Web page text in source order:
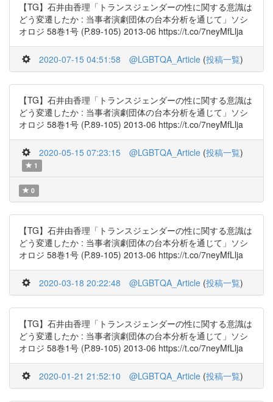
【TG】石井由香理「トランスジェンダーの性に関する意識は
どう変遷したか : 当事者演劇団体の台本分析を通じて」ソシ
オロジ 58巻1号 (P.89-105) 2013-06 https://t.co/7neyMfLlja
2020-07-15 04:51:58 @LGBTQA_Article (投稿一覧)
【TG】石井由香理「トランスジェンダーの性に関する意識は
どう変遷したか : 当事者演劇団体の台本分析を通じて」ソシ
オロジ 58巻1号 (P.89-105) 2013-06 https://t.co/7neyMfLlja
2020-05-15 07:23:15 @LGBTQA_Article (投稿一覧)
1
0
【TG】石井由香理「トランスジェンダーの性に関する意識は
どう変遷したか : 当事者演劇団体の台本分析を通じて」ソシ
オロジ 58巻1号 (P.89-105) 2013-06 https://t.co/7neyMfLlja
2020-03-18 20:22:48 @LGBTQA_Article (投稿一覧)
【TG】石井由香理「トランスジェンダーの性に関する意識は
どう変遷したか : 当事者演劇団体の台本分析を通じて」ソシ
オロジ 58巻1号 (P.89-105) 2013-06 https://t.co/7neyMfLlja
2020-01-21 21:52:10 @LGBTQA_Article (投稿一覧)